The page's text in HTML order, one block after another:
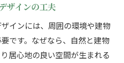
ザインの工夫
インには、周囲の環境や建物
です。なぜなら、自然と建物
居心地の良い空間が生まれる